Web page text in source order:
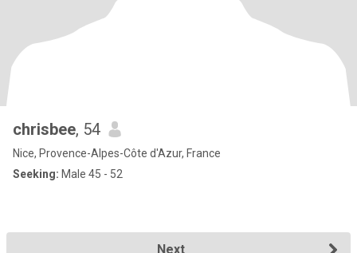
chrisbee, 54
Nice, Provence-Alpes-Côte d'Azur, France
Seeking: Male 45 - 52
Next